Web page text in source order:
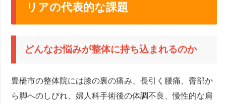
リアの代表的な課題
どんなお悩みが整体に持ち込まれるのか
豊橋市の整体院には膝の裏の痛み、長引く腰痛、臀部か
ら脚へのしびれ、婦人科手術後の体調不良、慢性的な肩